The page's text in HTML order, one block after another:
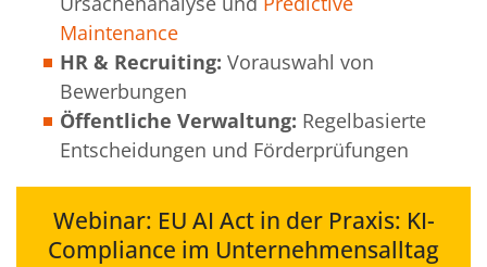
Maintenance
HR & Recruiting: Vorauswahl von
Bewerbungen
Öffentliche Verwaltung: Regelbasierte
Entscheidungen und Förderprüfungen
Webinar: EU AI Act in der Praxis: KI-
Compliance im Unternehmensalltag